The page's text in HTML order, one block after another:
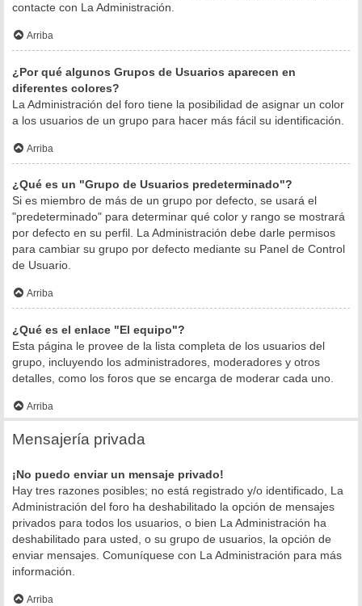
contacte con La Administración.
Arriba
¿Por qué algunos Grupos de Usuarios aparecen en
diferentes colores?
La Administración del foro tiene la posibilidad de asignar un color
a los usuarios de un grupo para hacer más fácil su identificación.
Arriba
¿Qué es un "Grupo de Usuarios predeterminado"?
Si es miembro de más de un grupo por defecto, se usará el
"predeterminado" para determinar qué color y rango se mostrará
por defecto en su perfil. La Administración debe darle permisos
para cambiar su grupo por defecto mediante su Panel de Control
de Usuario.
Arriba
¿Qué es el enlace "El equipo"?
Esta página le provee de la lista completa de los usuarios del
grupo, incluyendo los administradores, moderadores y otros
detalles, como los foros que se encarga de moderar cada uno.
Arriba
Mensajería privada
¡No puedo enviar un mensaje privado!
Hay tres razones posibles; no está registrado y/o identificado, La
Administración del foro ha deshabilitado la opción de mensajes
privados para todos los usuarios, o bien La Administración ha
deshabilitado para usted, o su grupo de usuarios, la opción de
enviar mensajes. Comuníquese con La Administración para más
información.
Arriba